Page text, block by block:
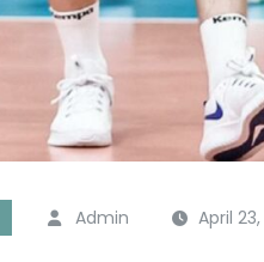
Admin April